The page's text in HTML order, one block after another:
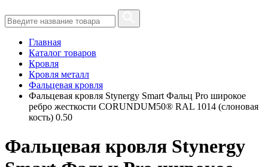
Главная
Каталог товаров
Кровля
Кровля металл
Фальцевая кровля
Фальцевая кровля Stynergy Smart Фальц Pro широкое
ребро жесткости CORUNDUM50® RAL 1014 (слоновая
кость) 0.50
Фальцевая кровля Stynergy